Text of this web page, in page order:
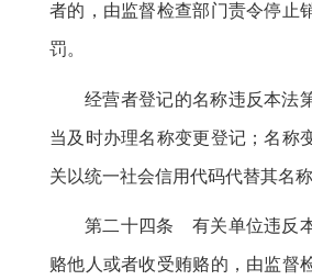
者的，由监督检查部门责令停止
罚。
经营者登记的名称违反本法
当及时办理名称变更登记；名称
关以统一社会信用代码代替其名称
第二十四条 有关单位违反
赂他人或者收受贿赂的 ， 由监督